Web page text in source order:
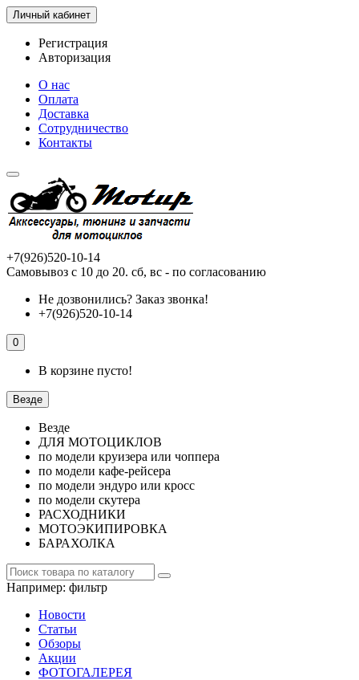
Личный кабинет
Регистрация
Авторизация
О нас
Оплата
Доставка
Сотрудничество
Контакты
+7(926)520-10-14
Самовывоз с 10 до 20. сб, вс - по согласованию
Не дозвонились? Заказ звонка!
+7(926)520-10-14
0
В корзине пусто!
Везде
Везде
ДЛЯ МОТОЦИКЛОВ
по модели круизера или чоппера
по модели кафе-рейсера
по модели эндуро или кросс
по модели скутера
РАСХОДНИКИ
МОТОЭКИПИРОВКА
БАРАХОЛКА
Например: фильтр
Новости
Статьи
Обзоры
Акции
ФОТОГАЛЕРЕЯ